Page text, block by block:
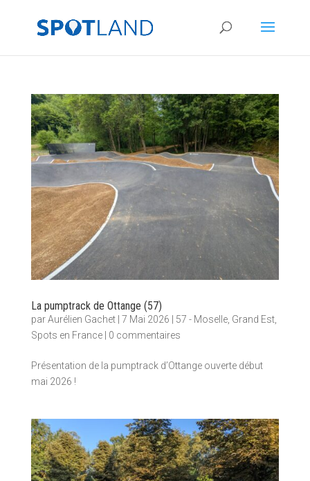
La pumptrack de Ottange (57)
parAurélien Gachet| 7 Mai 2026 57 - Moselle, Grand Est,
Spots en France| 0 commentaires
Présentation de la pumptrack d’Ottange ouverte début
mai 2026 !